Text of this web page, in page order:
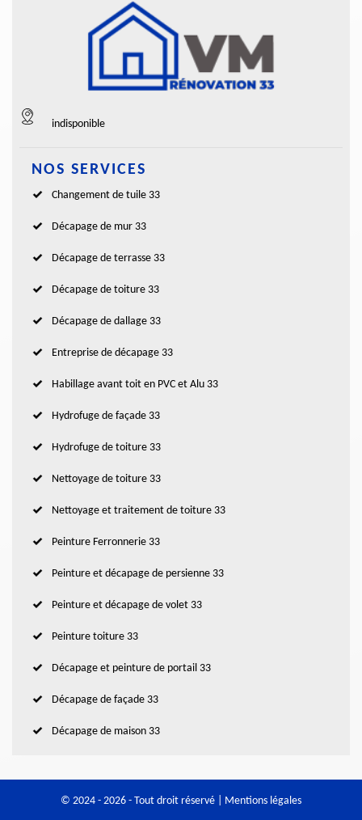
indisponible
NOS SERVICES
Changement de tuile 33
Décapage de mur 33
Décapage de terrasse 33
Décapage de toiture 33
Décapage de dallage 33
Entreprise de décapage 33
Habillage avant toit en PVC et Alu 33
Hydrofuge de façade 33
Hydrofuge de toiture 33
Nettoyage de toiture 33
Nettoyage et traitement de toiture 33
Peinture Ferronnerie 33
Peinture et décapage de persienne 33
Peinture et décapage de volet 33
Peinture toiture 33
Décapage et peinture de portail 33
Décapage de façade 33
Décapage de maison 33
© 2024 - 2026 - Tout droit réservé | Mentions légales